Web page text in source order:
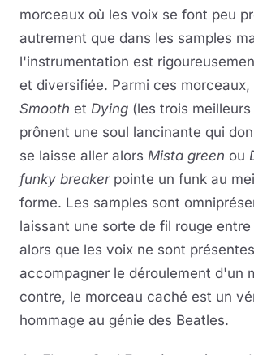
morceaux où les voix se font peu
autrement que dans les samples
l'instrumentation est
et diversifiée. Parmi ces morceaux,
Smooth et Dying (les trois
prônent une soul lancinante qui
se laisse aller alors Mista green ou
funky breakerpointe un funk au
forme. Les samples sont
laissant une sorte de fil rouge
alors que les voix ne sont
accompagner le déroulement d'un
contre, le morceau caché est un
hommage au génie des Beatles.